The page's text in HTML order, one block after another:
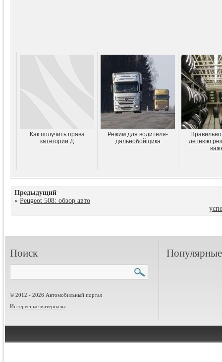
Как получить права
категории Д
Режим для водителя-
дальнобойщика
летнюю
Предыдущий
« Peugeot 508: обзор авто
Поиск
© 2012 - 2026 Автомобильный портал
Интересные материалы
Популярные